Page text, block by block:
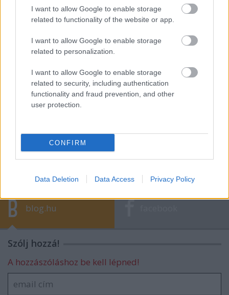
I want to allow Google to enable storage
related to functionality of the website or app.
I want to allow Google to enable storage
related to personalization.
I want to allow Google to enable storage
related to security, including authentication
functionality and fraud prevention, and other
user protection.
CONFIRM
Data Deletion Data Access Privacy Policy
tuti remegni fogtok
Finom humuszt készíteni bárki tud, csak
kell egy jó recept!
3+1 tipp, hogy ne kínszenvedéssel
induljon az iskolakezdés
blog.hu
Szólj hozzá!
A hozzászóláshoz be kell lépned!